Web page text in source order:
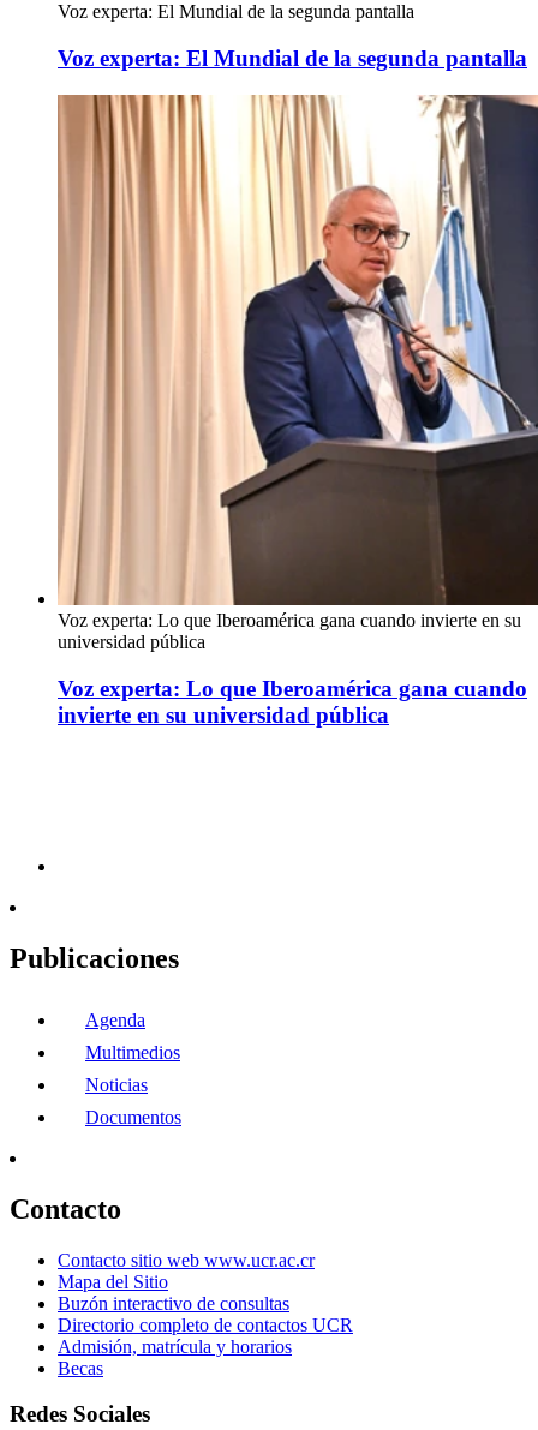
Voz experta: El Mundial de la segunda pantalla
Voz experta: El Mundial de la segunda pantalla
Voz experta: Lo que Iberoamérica gana cuando invierte en su
universidad pública
Voz experta: Lo que Iberoamérica gana cuando
invierte en su universidad pública
Publicaciones
Agenda
Multimedios
Noticias
Documentos
Contacto
Contacto sitio web www.ucr.ac.cr
Mapa del Sitio
Buzón interactivo de consultas
Directorio completo de contactos UCR
Admisión, matrícula y horarios
Becas
Redes Sociales